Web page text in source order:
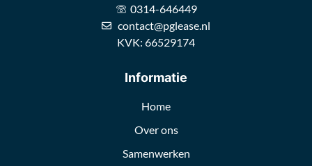
0314-646449
contact@pglease.nl
KVK: 66529174
Informatie
Home
Over ons
Samenwerken